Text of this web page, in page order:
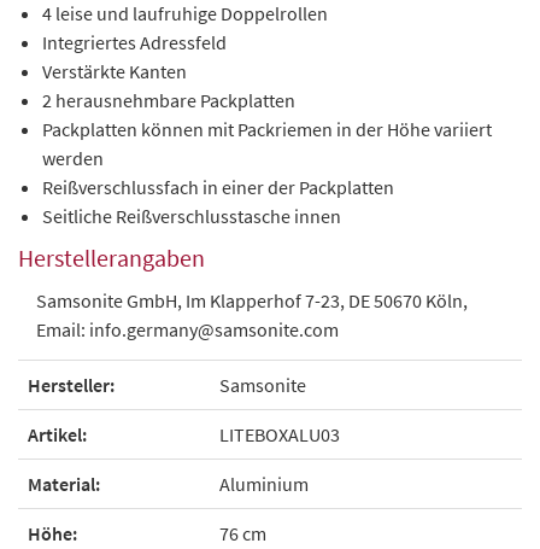
4 leise und laufruhige Doppelrollen
Integriertes Adressfeld
Verstärkte Kanten
2 herausnehmbare Packplatten
Packplatten können mit Packriemen in der Höhe variiert
werden
Reißverschlussfach in einer der Packplatten
Seitliche Reißverschlusstasche innen
Herstellerangaben
Samsonite GmbH, Im Klapperhof 7-23, DE 50670 Köln,
Email: info.germany@samsonite.com
Hersteller: Samsonite
Artikel: LITEBOXALU03
Material: Aluminium
Höhe: 76 cm